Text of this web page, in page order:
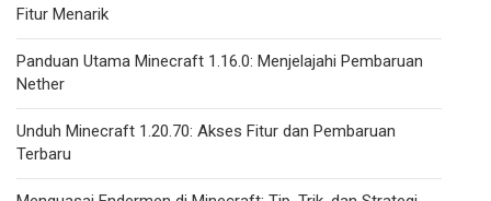
Fitur Menarik
Panduan Utama Minecraft 1.16.0: Menjelajahi Pembaruan
Nether
Unduh Minecraft 1.20.70: Akses Fitur dan Pembaruan
Terbaru